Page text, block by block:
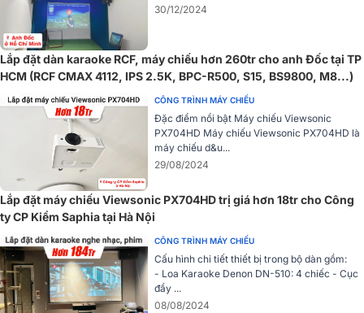
Tham khảo ngay:Các mẫu màn chiếu Grandview tốt nhất hiện
nay
Grandview HT-MI100 – GM là có vải màn được làm bằng vải matte
gray - GM5 với những ưu điểm nổi bật như:
– Với 4 lớp cấu trúc màn, gồm cả lớp sợi thủy tinh, độ nhăn của vải
nhỏ hơn 1%, đảm bảo màn chiếu luôn phẳng ngay cả với kích thước
màn lớn.
– Với các rãnh khúc xạ siêu nhỏ được khắc trên bề mặt vải cùng độ
phân giải hơn 125 cặp line trên 1 mm, màn chiếu đảm bảo độ sắc nét
30/12/2024
Lắp đặt dàn karaoke RCF, máy chiếu hơn 260tr cho anh Đốc tại TP
HCM (RCF CMAX 4112, IPS 2.5K, BPC-R500, S15, BS9800, M8...)
CÔNG TRÌNH MÁY CHIẾU
Đặc điểm nổi bật Máy chiếu Viewsonic
PX704HD Máy chiếu Viewsonic PX704HD là
máy chiếu d&u...
29/08/2024
Lắp đặt máy chiếu Viewsonic PX704HD trị giá hơn 18tr cho Công
ty CP Kiềm Saphia tại Hà Nội
CÔNG TRÌNH MÁY CHIẾU
Cấu hình chi tiết thiết bị trong bộ dàn gồm:
- Loa Karaoke Denon DN-510: 4 chiếc - Cục
đẩy ...
08/08/2024